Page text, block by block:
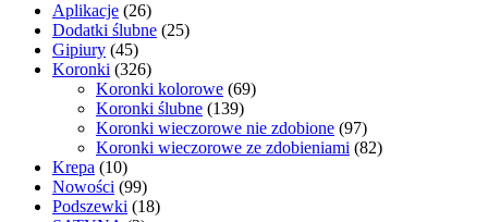
Aplikacje (26)
Dodatki ślubne (25)
Gipiury (45)
Koronki (326)
Koronki kolorowe (69)
Koronki ślubne (139)
Koronki wieczorowe nie zdobione (97)
Koronki wieczorowe ze zdobieniami (82)
Krepa (10)
Nowości (99)
Podszewki (18)